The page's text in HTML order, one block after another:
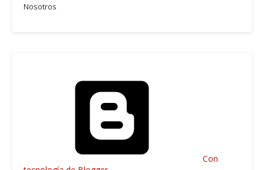
Nosotros
Con